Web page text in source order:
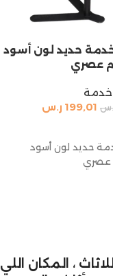
حديد لون أسود
عصري
خدمة
199,01 ر.س
حديد لون أسود
عصري
، المكان اللي